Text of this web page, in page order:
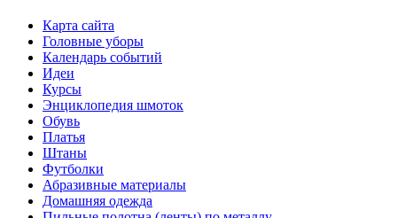
Карта сайта
Головные уборы
Календарь событий
Идеи
Курсы
Энциклопедия шмоток
Обувь
Платья
Штаны
Футболки
Абразивные материалы
Домашняя одежда